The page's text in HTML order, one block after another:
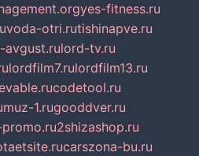
yes-fitness.ru
voda-otri.rutishinapve.ru
avgust.rulord-tv.ru
lordfilm7.rulordfilm13.ru
codetool.ru
muz-1.rugooddver.ru
2shizashop.ru
carszona-bu.ru